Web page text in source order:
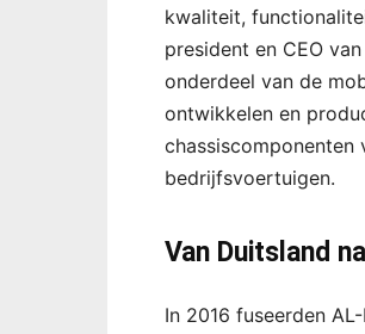
kwaliteit,
president en CEO
onderdeel van de
ontwikkelen en
bedrijfsvoertuigen.
Van Duitsland
In 2016 fuseerden